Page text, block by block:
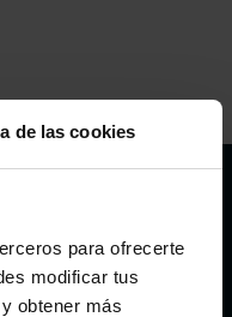
de las cookies
para ofrecerte
modificar tus
obtener más
000